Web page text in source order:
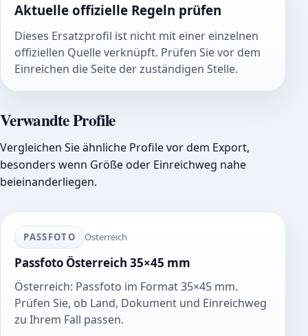
Aktuelle offizielle Regeln prüfen
Dieses Ersatzprofil ist nicht mit einer einzelnen
offiziellen Quelle verknüpft. Prüfen Sie vor dem
Einreichen die Seite der zuständigen Stelle.
Verwandte Profile
Vergleichen Sie ähnliche Profile vor dem Export,
besonders wenn Größe oder Einreichweg nahe
beieinanderliegen.
PASSFOTO Österreich
Passfoto Österreich 35×45 mm
Österreich: Passfoto im Format 35×45 mm.
Prüfen Sie, ob Land, Dokument und Einreichweg
zu Ihrem Fall passen.